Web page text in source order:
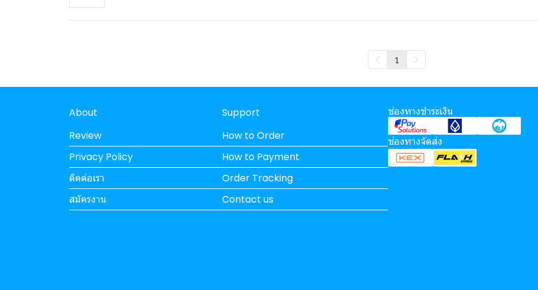
1
About
Review
Privacy Policy
ติดต่อเรา
สมัครงาน
Support
How to Order
How to Payment
Order Tracking
Contact us
ช่องทางชำระเงิน
ช่องทางจัดส่ง